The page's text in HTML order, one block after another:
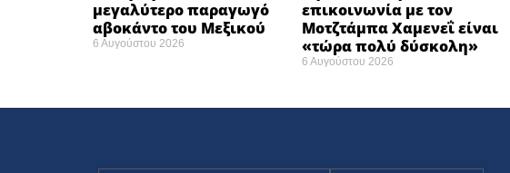
μεγαλύτερο παραγωγό
αβοκάντο του Μεξικού ​
6 Αυγούστου 2026
επικοινωνία με τον
Μοτζτάμπα Χαμενεΐ είναι
«τώρα πολύ δύσκολη» ​
6 Αυγούστου 2026